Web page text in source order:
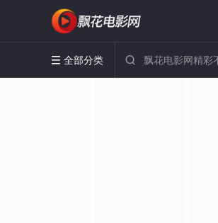
 全部分类 